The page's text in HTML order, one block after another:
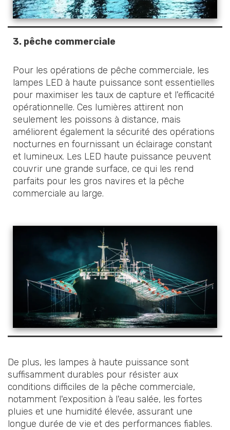
3. pêche commerciale
Pour les opérations de pêche commerciale, les
lampes LED à haute puissance sont essentielles
pour maximiser les taux de capture et l'efficacité
opérationnelle. Ces lumières attirent non
seulement les poissons à distance, mais
améliorent également la sécurité des opérations
nocturnes en fournissant un éclairage constant
et lumineux. Les LED haute puissance peuvent
couvrir une grande surface, ce qui les rend
parfaits pour les gros navires et la pêche
commerciale au large.
De plus, les lampes à haute puissance sont
suffisamment durables pour résister aux
conditions difficiles de la pêche commerciale,
notamment l'exposition à l'eau salée, les fortes
pluies et une humidité élevée, assurant une
longue durée de vie et des performances fiables.